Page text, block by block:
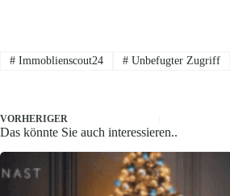
#Immoblienscout24 #Unbefugter Zugriff
VORHERIGER
Das könnte Sie auch interessieren..